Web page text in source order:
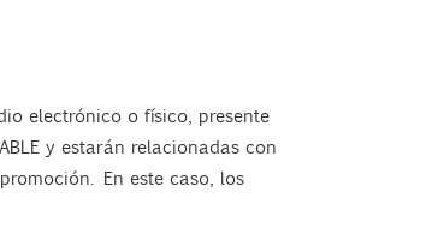
electrónico o físico, presente
y estarán relacionadas con
En este caso, los